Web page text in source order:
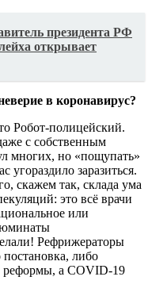
президента РФ
открывает
в коронавирус?
Робот-полицейский.
с собственным
многих, но «пощупать»
угораздило заразиться.
скажем так, склада ума
это всё врачи
или
Рефрижераторы
либо
реформы, а COVID-19